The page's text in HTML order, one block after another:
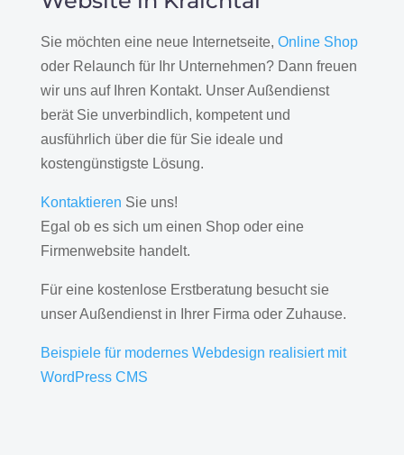
Sie möchten eine neue Internetseite, Online Shop
oder Relaunch für Ihr Unternehmen? Dann freuen
wir uns auf Ihren Kontakt. Unser Außendienst
berät Sie unverbindlich, kompetent und
ausführlich über die für Sie ideale und
kostengünstigste Lösung.
Kontaktieren Sie uns!
Egal ob es sich um einen Shop oder eine
Firmenwebsite handelt.
Für eine kostenlose Erstberatung besucht sie
unser Außendienst in Ihrer Firma oder Zuhause.
Beispiele für modernes Webdesign realisiert mit
WordPress CMS